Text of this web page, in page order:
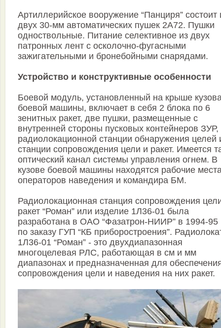
Артиллерийское вооружение “Панциря” состоит
двух 30-мм автоматических пушек 2А72. Пушки
одноствольные. Питание селективное из двух
патронных лент с осколочно-фугасными
зажигательными и бронебойными снарядами.
Устройство и конструктивные особенности
Боевой модуль, установленный на крыше
боевой машины, включает в себя 2 блока по 6
зенитных ракет, две пушки, размещенные с
внутренней стороны пусковых контейнеров ЗУР,
радиолокационной станции обнаружения целей
станции сопровождения цели и ракет. Имеется
оптический канал системы управления огнем. В
кузове боевой машины находятся рабочие
операторов наведения и командира БМ.
Радиолокационная станция сопровождения
ракет “Роман” или изделие 1Л36-01 была
разработана в ОАО “Фазатрон-НИИР” в 1994-95
по заказу ГУП “КБ приборостроения”.
1Л36-01 “Роман” - это двухдиапазонная
многоцелевая РЛС, работающая в см и мм
диапазонах и предназначенная для
сопровождения цели и наведения на них ракет.